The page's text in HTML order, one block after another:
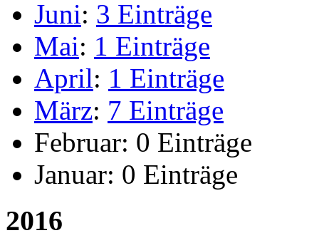
Juni: 3 Einträge
Mai: 1 Einträge
April: 1 Einträge
März: 7 Einträge
Februar: 0 Einträge
Januar: 0 Einträge
2016